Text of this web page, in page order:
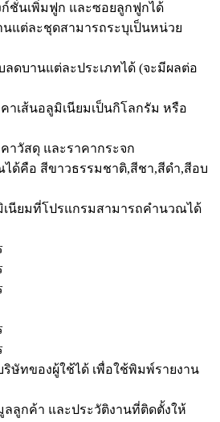
ชั่นเพิ่มฟูก และซอยลูกฟูกได้
นแต่ละชุดสามารถระบุเป็นหน่วย
ลดบานแต่ละประเภทได้ (จะมีผลต่อ
าเส้นอลูมิเนียมเป็นกิโลกรัม หรือ
าวัสดุ และราคากระจก
ด้คือ สีขาวธรรมชาติ,สีชา,สีดำ,สีอบ
นียมที่โปรแกรมสามารถคำนวณได้
ษัทของผู้ใช้ได้ เพื่อใช้พิมพ์รายงาน
ลูกค้า และประวัติงานที่ติดตั้งให้